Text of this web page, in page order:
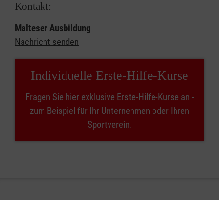
Kontakt:
Malteser Ausbildung
Nachricht senden
Individuelle Erste-Hilfe-Kurse
Fragen Sie hier exklusive Erste-Hilfe-Kurse an -
zum Beispiel für Ihr Unternehmen oder Ihren
Sportverein.